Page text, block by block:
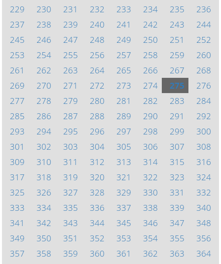
229
230 231 232 233 234 235
236
237
238 239 240 241 242 243
244
245
246 247 248 249 250 251
252
253
254 255 256 257 258 259
260
261
262 263 264 265 266 267
268
269
270 271 272 273 274 275
276
277
278 279 280 281 282 283
284
285
286 287 288 289 290 291
292
293
294 295 296 297 298 299
300
301
302 303 304 305 306 307
308
309
310 311 312 313 314 315
316
317
318 319 320 321 322 323
324
325
326 327 328 329 330 331
332
333
334 335 336 337 338 339
340
341
342 343 344 345 346 347
348
349
350 351 352 353 354 355
356
357
358 359 360 361 362 363
364